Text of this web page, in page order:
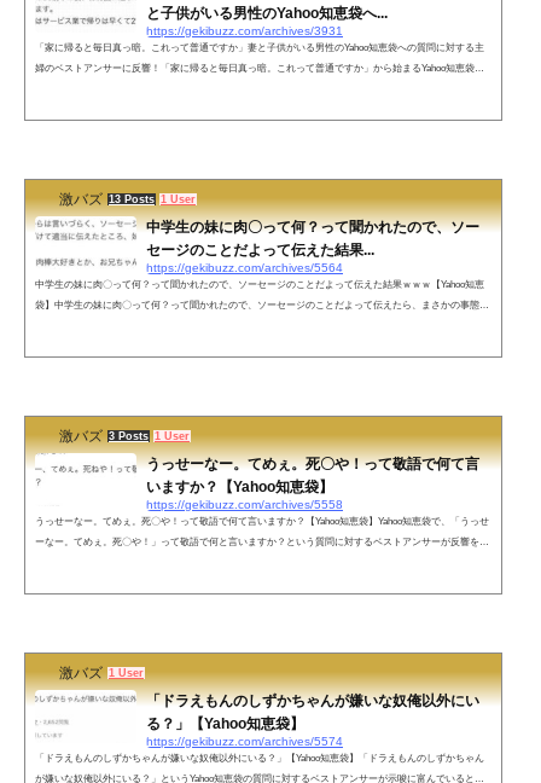
と子供がいる男性のYahoo知恵袋へ...
https://gekibuzz.com/archives/3931
「家に帰ると毎日真っ暗。これって普通ですか」妻と子供がいる男性のYahoo知恵袋への質問に対する主
婦のベストアンサーに反響！「家に帰ると毎日真っ暗。これって普通ですか」から始まるYahoo知恵袋へ
激バズ 13 Posts 1 User
中学生の妹に肉〇って何？って聞かれたので、ソー
セージのことだよって伝えた結果...
https://gekibuzz.com/archives/5564
中学生の妹に肉〇って何？って聞かれたので、ソーセージのことだよって伝えた結果ｗｗｗ【Yahoo知恵
袋】中学生の妹に肉〇って何？って聞かれたので、ソーセージのことだよって伝えたら、まさかの事態に
激バズ 3 Posts 1 User
うっせーなー。てめぇ。死〇や！って敬語で何て言
いますか？【Yahoo知恵袋】
https://gekibuzz.com/archives/5558
うっせーなー。てめぇ。死〇や！って敬語で何て言いますか？【Yahoo知恵袋】Yahoo知恵袋で、「うっせ
ーなー。てめぇ。死〇や！」って敬語で何と言いますか？という質問に対するベストアンサーが反響を呼
激バズ 1 User
「ドラえもんのしずかちゃんが嫌いな奴俺以外にい
る？」【Yahoo知恵袋】
https://gekibuzz.com/archives/5574
「ドラえもんのしずかちゃんが嫌いな奴俺以外にいる？」【Yahoo知恵袋】「ドラえもんのしずかちゃん
が嫌いな奴俺以外にいる？」というYahoo知恵袋の質問に対するベストアンサーが示唆に富んでいると話